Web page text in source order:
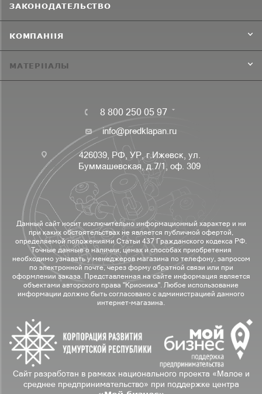
ЗАКОНОДАТЕЛЬСТВО
КОМПАНИЯ
МАТЕРИАЛЫ
8 800 250 05 97
info@predklapan.ru
426039, РФ, УР, г.Ижевск, ул.
Буммашевская, д.7/1, оф. 309
Данный сайт носит исключительно информационный характер и ни
при каких обстоятельствах не является публичной офертой,
определяемой положениями Статьи 437 Гражданского кодекса РФ.
Точные данные о наличии, ценах и способах приобретения
необходимо узнавать у менеджеров магазина по телефону, запросом
по электронной почте, через форму обратной связи или при
оформлении заказа. Представленная на сайте информация является
объектами авторского права "Крионика". Любое использование
информации должно быть согласовано с администрацией данного
интернет-магазина.
Сайт разработан в рамках национального проекта «Малое и
среднее предпринимательство» при поддержке центра